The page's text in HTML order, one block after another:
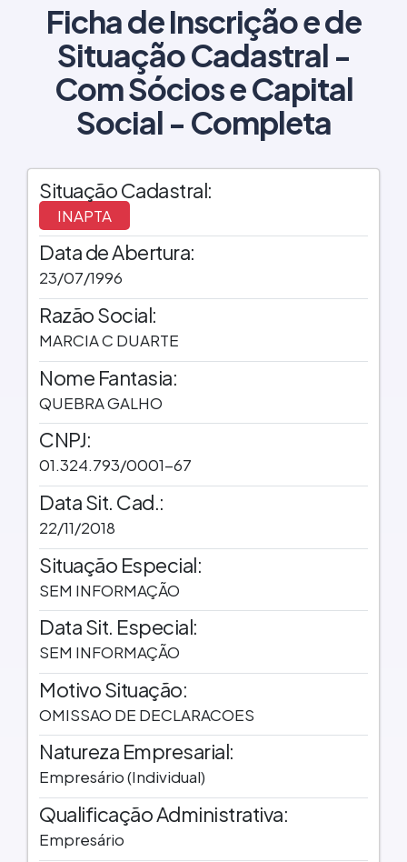
Ficha de Inscrição e de
Situação Cadastral -
Com Sócios e Capital
Social - Completa
Situação Cadastral:
INAPTA
Data de Abertura:
23/07/1996
Razão Social:
MARCIA C DUARTE
Nome Fantasia:
QUEBRA GALHO
CNPJ:
01.324.793/0001-67
Data Sit. Cad.:
22/11/2018
Situação Especial:
SEM INFORMAÇÃO
Data Sit. Especial:
SEM INFORMAÇÃO
Motivo Situação:
OMISSAO DE DECLARACOES
Natureza Empresarial:
Empresário (Individual)
Qualificação Administrativa:
Empresário